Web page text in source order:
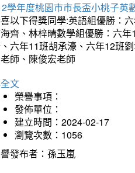
學年度桃園市市長盃小桃子英
以下得獎同學:英語組優勝：
齊、林梓晴數學組優勝：六
六年11班胡承濠、六年12班
師、陳俊宏老師
文
榮譽事項：
發佈單位：
建立時間：2024-02-17
瀏覽次數：1056
發布者：孫玉嵐